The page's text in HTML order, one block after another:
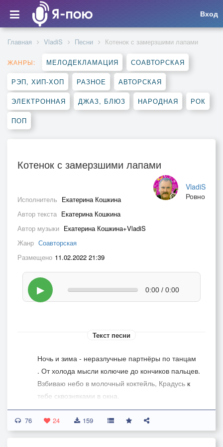
Вход
Главная VladiS Песни Котенок с замерзшими лапами
ЖАНРЫ: МЕЛОДЕКЛАМАЦИЯ СОАВТОРСКАЯ
РЭП, ХИП-ХОП РАЗНОЕ АВТОРСКАЯ
ЭЛЕКТРОННАЯ ДЖАЗ, БЛЮЗ НАРОДНАЯ РОК
ПОП
Котенок с замерзшими лапами
VladiS
Ровно
Исполнитель Екатерина Кошкина
Автор текста Екатерина Кошкина
Автор музыки Екатерина Кошкина+VladiS
Жанр Соавторская
Размещено 11.02.2022 21:39
▶ 0:00 / 0:00
Текст песни
Ночь и зима - неразлучные партнёры по танцам
. От холода мысли колючие до кончиков пальцев.
Взбиваю небо в молочный коктейль, Крадусь к
тебе сквозняками в окна.
Сердитый ветер и метель, Как шоколад, ломают
стёкла.
76 24 159